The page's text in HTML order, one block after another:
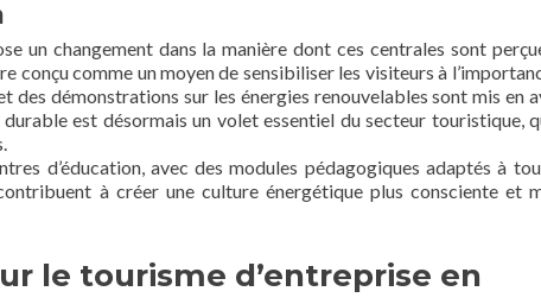
un changement dans la manière dont ces centrales sont
conçu comme un moyen de sensibiliser les visiteurs à
démonstrations sur les énergies renouvelables sont mis en
est désormais un volet essentiel du secteur touristique,
d’éducation, avec des modules pédagogiques adaptés à
à créer une culture énergétique plus consciente et
le tourisme d’entreprise en